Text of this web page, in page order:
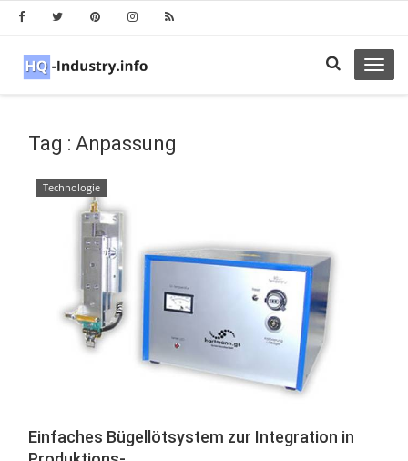
Tag : Anpassung
Technologie
Einfaches Bügellötsystem zur Integration in